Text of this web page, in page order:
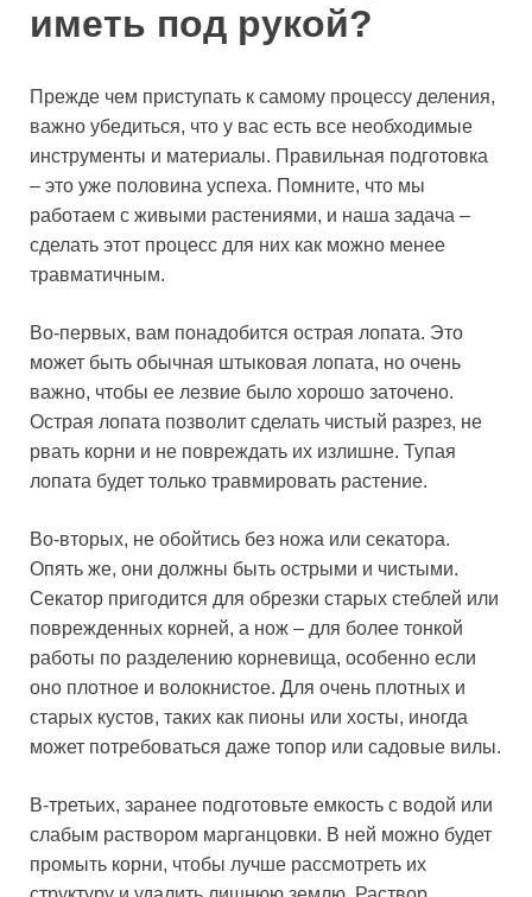
иметь под рукой?
Прежде чем приступать к самому процессу деления,
важно убедиться, что у вас есть все необходимые
инструменты и материалы. Правильная подготовка
– это уже половина успеха. Помните, что мы
работаем с живыми растениями, и наша задача –
сделать этот процесс для них как можно менее
травматичным.
Во-первых, вам понадобится острая лопата. Это
может быть обычная штыковая лопата, но очень
важно, чтобы ее лезвие было хорошо заточено.
Острая лопата позволит сделать чистый разрез, не
рвать корни и не повреждать их излишне. Тупая
лопата будет только травмировать растение.
Во-вторых, не обойтись без ножа или секатора.
Опять же, они должны быть острыми и чистыми.
Секатор пригодится для обрезки старых стеблей или
поврежденных корней, а нож – для более тонкой
работы по разделению корневища, особенно если
оно плотное и волокнистое. Для очень плотных и
старых кустов, таких как пионы или хосты, иногда
может потребоваться даже топор или садовые вилы.
В-третьих, заранее подготовьте емкость с водой или
слабым раствором марганцовки. В ней можно будет
промыть корни, чтобы лучше рассмотреть их